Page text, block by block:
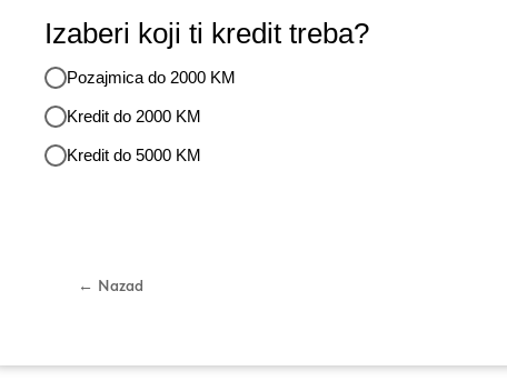
Izaberi koji ti kredit treba?
Pozajmica do 2000 KM
Kredit do 2000 KM
Kredit do 5000 KM
← Nazad